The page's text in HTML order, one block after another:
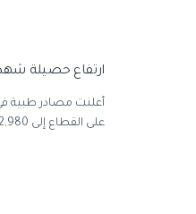
ارتفاع حصيلة شهداء غزة إلى 72,980 منذ
أعلنت مصادر طبية في
على القطاع إلى 72,980 شهيداً و173,171 مصاباً منذ ...